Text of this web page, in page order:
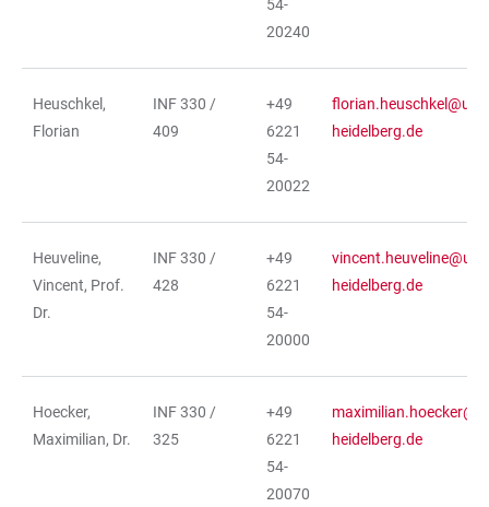
54-
20240
Heuschkel,
Florian
INF 330 /
409
+49
6221
54-
20022
heidelberg.de
Heuveline,
Vincent, Prof.
Dr.
INF 330 /
428
+49
6221
54-
20000
heidelberg.de
Hoecker,
Maximilian, Dr.
INF 330 /
325
+49
6221
54-
20070
heidelberg.de